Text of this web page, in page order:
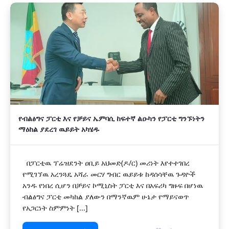
የብልፅግና ፓርቲ እና የቻይና ኤምባሲ ከፍተኛ ልዑካን የፓርቲ ግንኙነትን
ማዕከል ያደረገ ዉይይት አካሄዱ
በፓርቲዉ ፕሬዝደንት ዐቢይ አህመድ(ዶ/ር) መሪነት እየተተገበረ
የሚገኘዉ አረንጓዴ አሻራ መርሃ ግብር ዉይይቱ ከዳሰሳቸዉ ጉዳዮች
አንዱ የነበረ ሲሆን በቻይና ኮሚኒስት ፓርቲ እና በአፍሪካ ግዙፍ በሆነዉ
ብልፅግና ፓርቲ መካከል ያለውን በማንኛዉም ሁኔታ የማይናወጥ
የአጋርነት ስምምነት [...]